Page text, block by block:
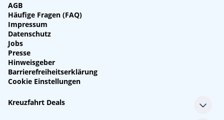
AGB
Häufige Fragen (FAQ)
Impressum
Datenschutz
Jobs
Presse
Hinweisgeber
Barrierefreiheitserklärung
Cookie Einstellungen
Kreuzfahrt Deals